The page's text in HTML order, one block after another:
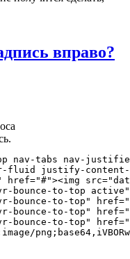
вправо?
nav-tabs nav-
fluid justify-
href="#"><img
bounce-to-top
bounce-to-top"
bounce-to-top"
bounce-to-top"